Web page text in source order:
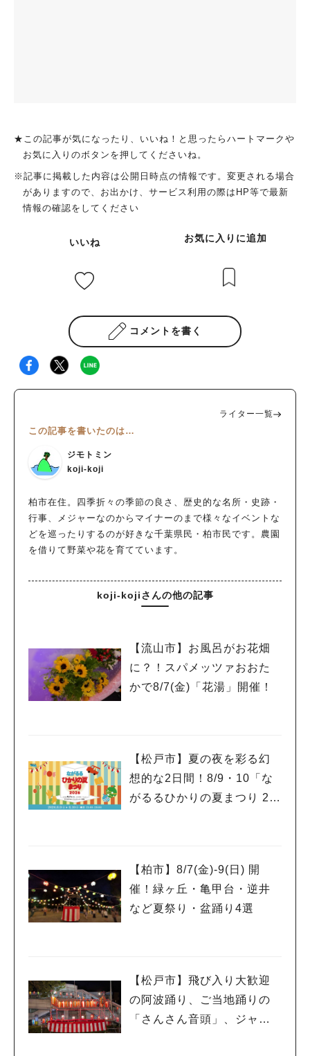
★この記事が気になったり、いいね！と思ったらハートマークや
お気に入りのボタンを押してくださいね。
※記事に掲載した内容は公開日時点の情報です。変更される場合
がありますので、お出かけ、サービス利用の際はHP等で最新
情報の確認をしてください
いいね お気に入りに追加
コメントを書く
ライター一覧
この記事を書いたのは…
ジモトミン
koji-koji
柏市在住。四季折々の季節の良さ、歴史的な名所・史跡・
行事、メジャーなのからマイナーのまで様々なイベントな
どを巡ったりするのが好きな千葉県民・柏市民です。農園
を借りて野菜や花を育てています。
koji-kojiさんの他の記事
【流山市】お風呂がお花畑
に？！スパメッツァおおた
かで8/7(金)「花湯」開催！
【松戸市】夏の夜を彩る幻
想的な2日間！8/9・10「な
がるるひかりの夏まつり 20
【柏市】8/7(金)‐9(日) 開
催！緑ヶ丘・亀甲台・逆井
など夏祭り・盆踊り4選
【松戸市】飛び入り大歓迎
の阿波踊り、ご当地踊りの
「さんさん音頭」、ジャ